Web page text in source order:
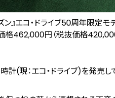
ン』エコ・ドライブ50周年限定モ
462,000円（税抜価格
現：エコ・ドライブ)を発売し